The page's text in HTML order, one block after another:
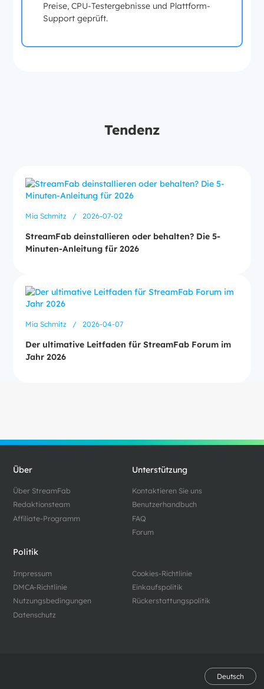
Preise, CPU-Testergebnisse und Plattform-
Support geprüft.
Tendenz
Mia Schmitz / 2026-07-02
StreamFab deinstallieren oder behalten? Die 5-
Minuten-Anleitung für 2026
Mia Schmitz / 2026-04-07
Der ultimative Leitfaden für StreamFab Forum im
Jahr 2026
Über
Über StreamFab
Redaktionsteam
Affiliate-Programm
Unterstützung
Kontaktieren Sie uns
Benutzerhandbuch
FAQ
Forum
Politik
Impressum
DMCA-Richtlinie
Nutzungsbedingungen
Datenschutz
Cookies-Richtlinie
Einkaufspolitik
Rückerstattungspolitik
Deutsch